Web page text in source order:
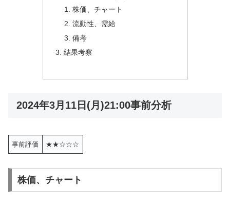
株価、チャート
流動性、需給
備考
結果考察
2024年3月11日(月)21:00事前分析
事前評価 ★★☆☆☆
株価、チャート